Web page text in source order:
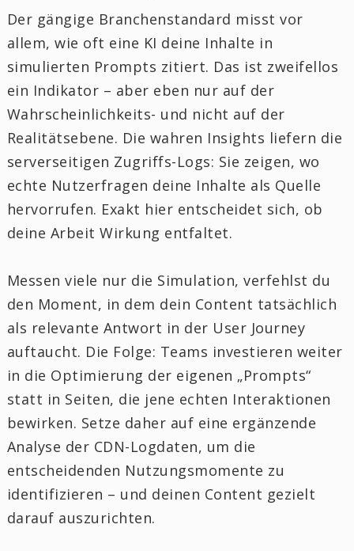
Der gängige Branchenstandard misst vor
allem, wie oft eine KI deine Inhalte in
simulierten Prompts zitiert. Das ist zweifellos
ein Indikator – aber eben nur auf der
Wahrscheinlichkeits- und nicht auf der
Realitätsebene. Die wahren Insights liefern die
serverseitigen Zugriffs-Logs: Sie zeigen, wo
echte Nutzerfragen deine Inhalte als Quelle
hervorrufen. Exakt hier entscheidet sich, ob
deine Arbeit Wirkung entfaltet.
Messen viele nur die Simulation, verfehlst du
den Moment, in dem dein Content tatsächlich
als relevante Antwort in der User Journey
auftaucht. Die Folge: Teams investieren weiter
in die Optimierung der eigenen „Prompts“
statt in Seiten, die jene echten Interaktionen
bewirken. Setze daher auf eine ergänzende
Analyse der CDN-Logdaten, um die
entscheidenden Nutzungsmomente zu
identifizieren – und deinen Content gezielt
darauf auszurichten.